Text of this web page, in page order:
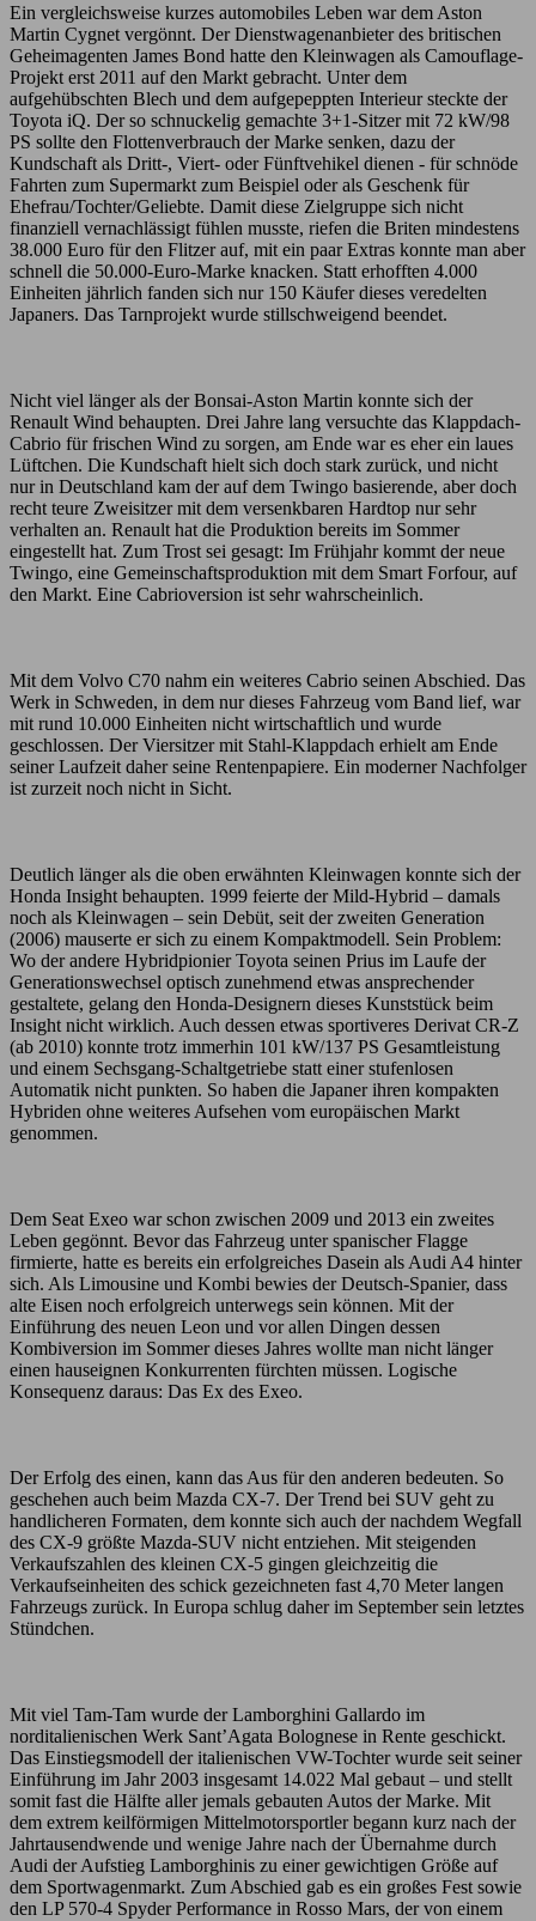
Ein vergleichsweise kurzes automobiles Leben war dem Aston
Martin Cygnet vergönnt. Der Dienstwagenanbieter des britischen
Geheimagenten James Bond hatte den Kleinwagen als Camouflage-
Projekt erst 2011 auf den Markt gebracht. Unter dem
aufgehübschten Blech und dem aufgepeppten Interieur steckte der
Toyota iQ. Der so schnuckelig gemachte 3+1-Sitzer mit 72 kW/98
PS sollte den Flottenverbrauch der Marke senken, dazu der
Kundschaft als Dritt-, Viert- oder Fünftvehikel dienen - für schnöde
Fahrten zum Supermarkt zum Beispiel oder als Geschenk für
Ehefrau/Tochter/Geliebte. Damit diese Zielgruppe sich nicht
finanziell vernachlässigt fühlen musste, riefen die Briten mindestens
38.000 Euro für den Flitzer auf, mit ein paar Extras konnte man aber
schnell die 50.000-Euro-Marke knacken. Statt erhofften 4.000
Einheiten jährlich fanden sich nur 150 Käufer dieses veredelten
Japaners. Das Tarnprojekt wurde stillschweigend beendet.
Nicht viel länger als der Bonsai-Aston Martin konnte sich der
Renault Wind behaupten. Drei Jahre lang versuchte das Klappdach-
Cabrio für frischen Wind zu sorgen, am Ende war es eher ein laues
Lüftchen. Die Kundschaft hielt sich doch stark zurück, und nicht
nur in Deutschland kam der auf dem Twingo basierende, aber doch
recht teure Zweisitzer mit dem versenkbaren Hardtop nur sehr
verhalten an. Renault hat die Produktion bereits im Sommer
eingestellt hat. Zum Trost sei gesagt: Im Frühjahr kommt der neue
Twingo, eine Gemeinschaftsproduktion mit dem Smart Forfour, auf
den Markt. Eine Cabrioversion ist sehr wahrscheinlich.
Mit dem Volvo C70 nahm ein weiteres Cabrio seinen Abschied. Das
Werk in Schweden, in dem nur dieses Fahrzeug vom Band lief, war
mit rund 10.000 Einheiten nicht wirtschaftlich und wurde
geschlossen. Der Viersitzer mit Stahl-Klappdach erhielt am Ende
seiner Laufzeit daher seine Rentenpapiere. Ein moderner Nachfolger
ist zurzeit noch nicht in Sicht.
Deutlich länger als die oben erwähnten Kleinwagen konnte sich der
Honda Insight behaupten. 1999 feierte der Mild-Hybrid – damals
noch als Kleinwagen – sein Debüt, seit der zweiten Generation
(2006) mauserte er sich zu einem Kompaktmodell. Sein Problem:
Wo der andere Hybridpionier Toyota seinen Prius im Laufe der
Generationswechsel optisch zunehmend etwas ansprechender
gestaltete, gelang den Honda-Designern dieses Kunststück beim
Insight nicht wirklich. Auch dessen etwas sportiveres Derivat CR-Z
(ab 2010) konnte trotz immerhin 101 kW/137 PS Gesamtleistung
und einem Sechsgang-Schaltgetriebe statt einer stufenlosen
Automatik nicht punkten. So haben die Japaner ihren kompakten
Hybriden ohne weiteres Aufsehen vom europäischen Markt
genommen.
Dem Seat Exeo war schon zwischen 2009 und 2013 ein zweites
Leben gegönnt. Bevor das Fahrzeug unter spanischer Flagge
firmierte, hatte es bereits ein erfolgreiches Dasein als Audi A4 hinter
sich. Als Limousine und Kombi bewies der Deutsch-Spanier, dass
alte Eisen noch erfolgreich unterwegs sein können. Mit der
Einführung des neuen Leon und vor allen Dingen dessen
Kombiversion im Sommer dieses Jahres wollte man nicht länger
einen hauseignen Konkurrenten fürchten müssen. Logische
Konsequenz daraus: Das Ex des Exeo.
Der Erfolg des einen, kann das Aus für den anderen bedeuten. So
geschehen auch beim Mazda CX-7. Der Trend bei SUV geht zu
handlicheren Formaten, dem konnte sich auch der nachdem Wegfall
des CX-9 größte Mazda-SUV nicht entziehen. Mit steigenden
Verkaufszahlen des kleinen CX-5 gingen gleichzeitig die
Verkaufseinheiten des schick gezeichneten fast 4,70 Meter langen
Fahrzeugs zurück. In Europa schlug daher im September sein letztes
Stündchen.
Mit viel Tam-Tam wurde der Lamborghini Gallardo im
norditalienischen Werk Sant’Agata Bolognese in Rente geschickt.
Das Einstiegsmodell der italienischen VW-Tochter wurde seit seiner
Einführung im Jahr 2003 insgesamt 14.022 Mal gebaut – und stellt
somit fast die Hälfte aller jemals gebauten Autos der Marke. Mit
dem extrem keilförmigen Mittelmotorsportler begann kurz nach der
Jahrtausendwende und wenige Jahre nach der Übernahme durch
Audi der Aufstieg Lamborghinis zu einer gewichtigen Größe auf
dem Sportwagenmarkt. Zum Abschied gab es ein großes Fest sowie
den LP 570-4 Spyder Performance in Rosso Mars, der von einem